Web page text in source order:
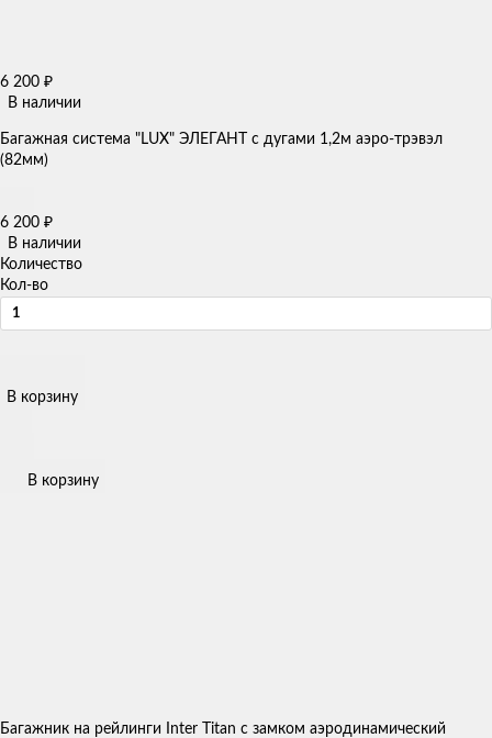
6 200 ₽
В наличии
Багажная система "LUX" ЭЛЕГАНТ с дугами 1,2м аэро-трэвэл
(82мм)
6 200 ₽
В наличии
Количество
Кол-во
В корзину
В корзину
Багажник на рейлинги Inter Titan с замком аэродинамический